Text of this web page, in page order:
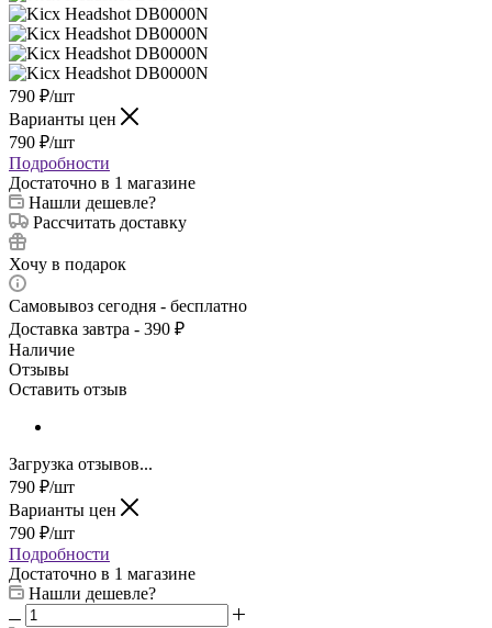
790 ₽/шт
Варианты цен
790 ₽/шт
Подробности
Достаточно в 1 магазине
Нашли дешевле?
Рассчитать доставку
Хочу в подарок
Самовывоз сегодня - бесплатно
Доставка завтра - 390 ₽
Наличие
Отзывы
Оставить отзыв
Загрузка отзывов...
790 ₽/шт
Варианты цен
790 ₽/шт
Подробности
Достаточно в 1 магазине
Нашли дешевле?